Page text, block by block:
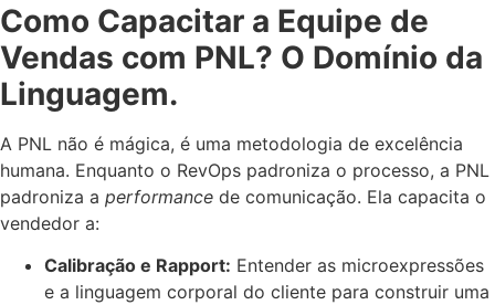
Como Capacitar a Equipe de
Vendas com PNL? O Domínio da
Linguagem.
A PNL não é mágica, é uma metodologia de excelência
humana. Enquanto o RevOps padroniza o processo, a PNL
padroniza a performance de comunicação. Ela capacita o
vendedor a:
Calibração e Rapport: Entender as microexpressões
e a linguagem corporal do cliente para construir uma